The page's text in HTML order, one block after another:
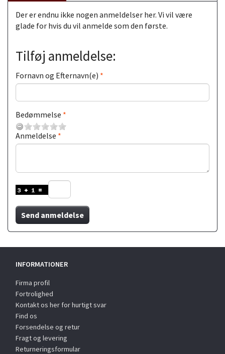
Der er endnu ikke nogen anmeldelser her. Vi vil være
glade for hvis du vil anmelde som den første.
Tilføj anmeldelse:
Fornavn og Efternavn(e)
Bedømmelse
Anmeldelse
Send anmeldelse
INFORMATIONER
Firma profil
Fortrolighed
Kontakt os her for hurtigt svar
Find os
Forsendelse og retur
Fragt og levering
Returneringsformular